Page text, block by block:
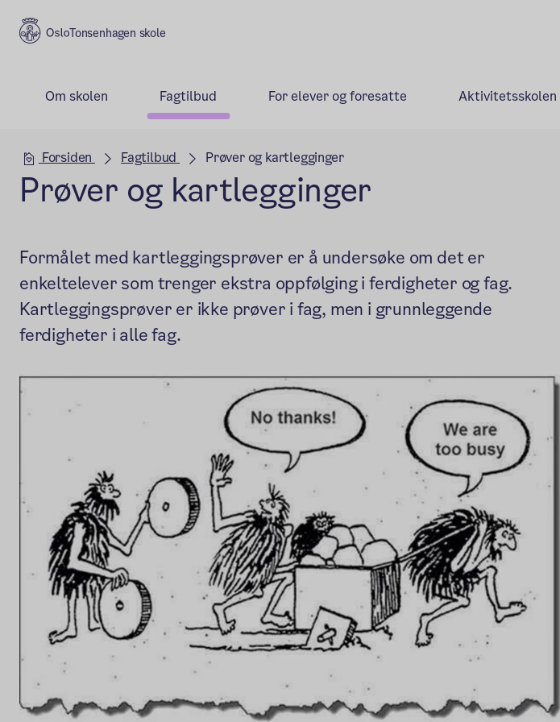
Tonsenhagen skole
Om skolen Fagtilbud For elever og foresatte Aktivitetsskolen
Hovedseksjon
Forsiden Fagtilbud Prøver og kartlegginger
Prøver og kartlegginger
Formålet med kartleggingsprøver er å undersøke om det er
enkeltelever som trenger ekstra oppfølging i ferdigheter og fag.
Kartleggingsprøver er ikke prøver i fag, men i grunnleggende
ferdigheter i alle fag.